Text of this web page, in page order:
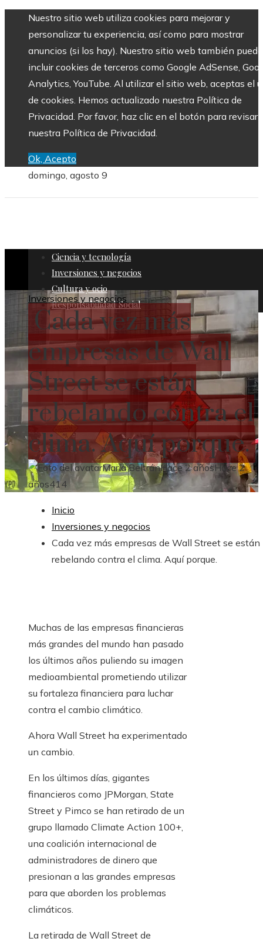
Nuestro sitio web utiliza cookies para mejorar y
personalizar tu experiencia, así como para mostrar
anuncios (si los hay). Nuestro sitio web también puede
incluir cookies de terceros como Google AdSense,
Analytics, YouTube. Al utilizar el sitio web, aceptas el
de cookies. Hemos actualizado nuestra Política de
Privacidad. Por favor, haz clic en el botón para revisar
nuestra Política de Privacidad.
Ok, Acepto
domingo, agosto 9
Ciencia y tecnología
Inversiones y negocios
Cultura y ocio
Responsabilidad Social
Inversiones y negocios
Cada vez más
empresas de Wall
Street se están
rebelando contra el
clima. Aquí porque.
María BeltránHace 2 añosHace 2
años414
Inicio
Inversiones y negocios
Cada vez más empresas de Wall Street se están
rebelando contra el clima. Aquí porque.
Muchas de las empresas financieras
más grandes del mundo han pasado
los últimos años puliendo su imagen
medioambiental prometiendo utilizar
su fortaleza financiera para luchar
contra el cambio climático.
Ahora Wall Street ha experimentado
un cambio.
En los últimos días, gigantes
financieros como JPMorgan, State
Street y Pimco se han retirado de un
grupo llamado Climate Action 100+,
una coalición internacional de
administradores de dinero que
presionan a las grandes empresas
para que aborden los problemas
climáticos.
La retirada de Wall Street de